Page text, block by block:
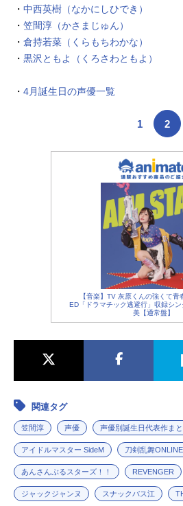
・ 中西英樹（なかにしひでき）
・ 笠間淳（かさまじゅん）
・ 倉持若菜（くらもちわかな）
・ 黒沢ともよ（くろさわともよ）
・ 4月誕生日の声優一覧
1 2
【音楽】TV 灰原くんの強くて青
ED「ドラマチック逃避行」収録シ
美【通常盤】
関連タグ
笠間淳 声優 声優別誕生日代表作ま
アイドルマスター SideM 刀剣乱舞ONLINE
あんさんぶるスターズ！！ REVENGER
ジャックジャンヌ スナックバス江